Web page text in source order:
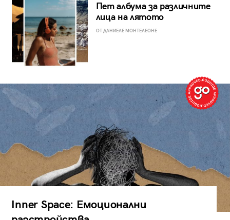
Пет албума за различните
лица на лятото
ОТ ДАНИЕЛЕ МОНТЕЛЕОНЕ
Inner Space: Емоционални